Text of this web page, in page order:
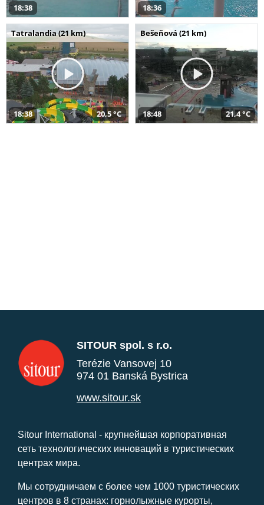
18:38 18:36
Tatralandia (21 km)
18:38 20,5 °C
Bešeňová (21 km)
18:48 21,4 °C
SITOUR spol. s r.o.
Terézie Vansovej 10
974 01 Banská Bystrica
www.sitour.sk
Sitour International - крупнейшая корпоративная
сеть технологических инноваций в туристических
центрах мира.
Мы сотрудничаем с более чем 1000 туристических
центров в 8 странах: горнолыжные курорты,